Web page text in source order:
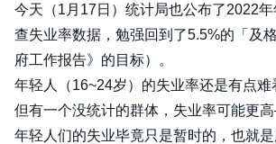
今天（1月17日）统计局也公布了2022
查失业率数据，勉强回到了5.5%的「及
府工作报告》的目标）。
年轻人（16~24岁）的失业率还是有点难
但有一个没统计的群体，失业率可能更
年轻人们的失业毕竟只是暂时的，也就